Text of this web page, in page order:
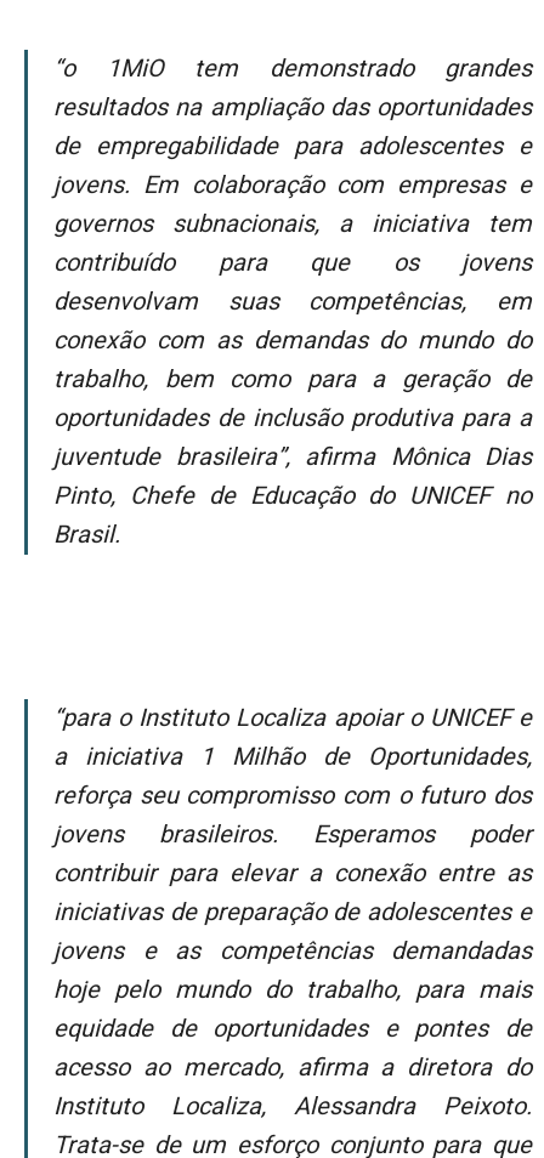
“O 1MiO tem demonstrado grandes
resultados na ampliação das oportunidades
de empregabilidade para adolescentes e
jovens. Em colaboração com empresas e
governos subnacionais, a iniciativa tem
contribuído para que os jovens
desenvolvam suas competências, em
conexão com as demandas do mundo do
trabalho, bem como para a geração de
oportunidades de inclusão produtiva para a
juventude brasileira”, afirma Mônica Dias
Pinto, Chefe de Educação do UNICEF no
Brasil.
“Para o Instituto Localiza apoiar o UNICEF e
a iniciativa 1 Milhão de Oportunidades,
reforça seu compromisso com o futuro dos
jovens brasileiros. Esperamos poder
contribuir para elevar a conexão entre as
iniciativas de preparação de adolescentes e
jovens e as competências demandadas
hoje pelo mundo do trabalho, para mais
equidade de oportunidades e pontes de
acesso ao mercado, afirma a diretora do
Instituto Localiza, Alessandra Peixoto.
Trata-se de um esforço conjunto para que